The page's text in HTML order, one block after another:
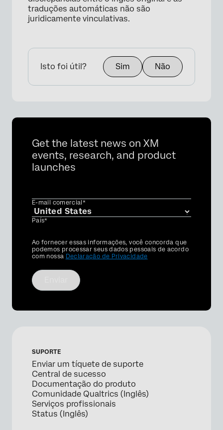
traduções automáticas não são
juridicamente vinculativas.
Isto foi útil? Sim Não
Get the latest news on XM
events, research, and product
launches
E-mail comercial*
País*
Privacy
Optin
Ao fornecer essas informações, você concorda que
podemos processar seus dados pessoais de acordo
com nossa Declaração de Privacidade
SUPORTE
Enviar um tíquete de suporte
Central de sucesso
Documentação do produto
Comunidade Qualtrics (Inglês)
Serviços profissionais
Status (Inglês)